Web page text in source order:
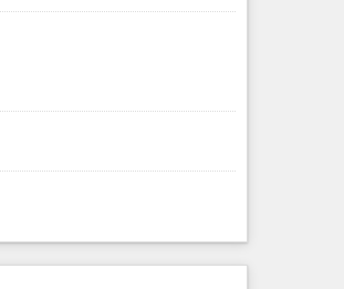
nommée, n'existe plus »
l'imposture et de la volonté de